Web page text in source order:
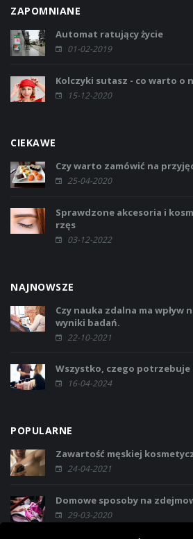
ZAPOMNIANE
Automat ratujący życie
01-02-2019
Kolczyki sutasz - co warto o
15-12-2020
CIEKAWE
Czy warto zamówić na
25-04-2020
Sprawdzone akcesoria i
rzęs
03-12-2022
NAJNOWSZE
Czy nauka zdalna ma wpływ
wyniki badań.
22-10-2021
Wszystko, czego
16-04-2024
POPULARNE
Zawartość męskiej
24-04-2021
Domowe sposoby na
29-03-2020